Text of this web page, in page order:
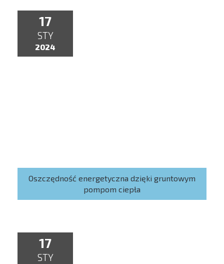
17
STY
2024
Oszczędność energetyczna dzięki gruntowym
pompom ciepła
17
STY